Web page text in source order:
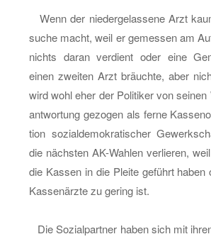
Wenn der nie­der­ge­las­se­ne Arzt
su­che macht, weil er ge­mes­sen am
nichts daran ver­dient oder eine
einen zwei­ten Arzt bräuch­te, aber
wird wohl eher der Po­li­ti­ker von
ant­wor­tung ge­zo­gen als ferne
ti­on so­zi­al­de­mo­kra­ti­scher
die nächs­ten AK-Wah­len ver­lie­ren,
die Kas­sen in die Plei­te ge­führt haben
Kas­sen­ärz­te zu ge­ring ist.
Die So­zi­al­part­ner haben sich mit